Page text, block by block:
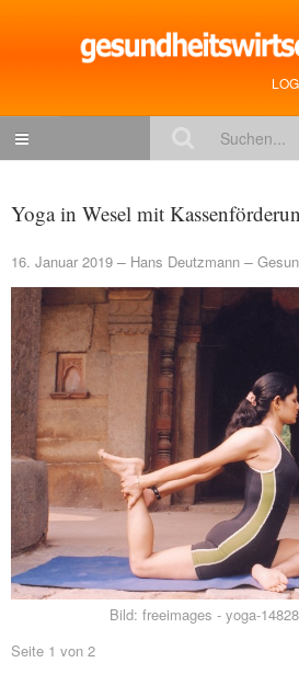
Gesundheitspolitik
Zukunftstrends
Management
Medizin & Pharma
Gesundheit
Jobs & Karriere
Mitglieder-Beiträge
NEUER BEITRAG
Yoga in Wesel mit
16. Januar 2019 Hans Deutzmann
Bild: freeimages - yoga-
Seite 1 von 2